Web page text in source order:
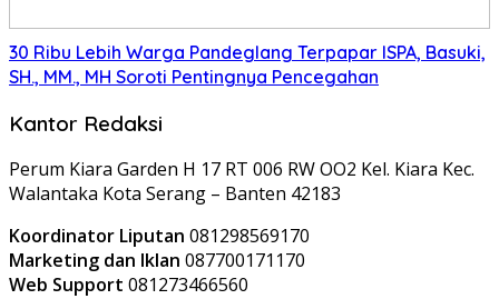
30 Ribu Lebih Warga Pandeglang Terpapar ISPA, Basuki,
SH., MM., MH Soroti Pentingnya Pencegahan
Kantor Redaksi
Perum Kiara Garden H 17 RT 006 RW OO2 Kel. Kiara Kec.
Walantaka Kota Serang – Banten 42183
Koordinator Liputan 081298569170
Marketing dan Iklan 087700171170
Web Support 081273466560